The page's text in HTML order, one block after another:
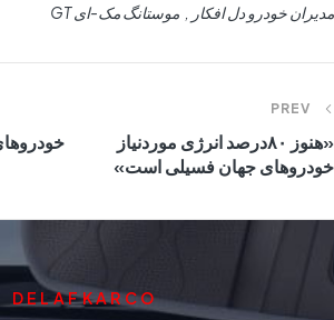
مدیران خودرو دل افکار
موستانگ مک‌-ای GT
PREV
«هنوز ۸۰درصد انرژی موردنیاز
خودروهای جهان فسیلی است»
DELAFKARCO